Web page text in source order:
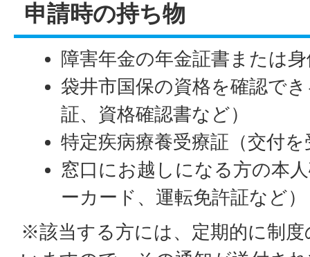
申請時の持ち物
障害年金の年金証書または
袋井市国保の資格を確認で
証、資格確認書など）
特定疾病療養受療証（交付
窓口にお越しになる方の本
ーカード、運転免許証など）
※該当する方には、定期的に制